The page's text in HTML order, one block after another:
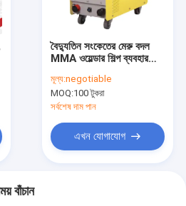
বৈদ্যুতিন সংকেতের মেরু বদল
MMA ওয়েল্ডার শিল্প ব্যবহার
24.5KG পোর্টেবল ওয়েল্ডিং
মেশিন মেশিন ARC500
মূল্য:negotiable
MOQ:100 টুকরা
সর্বশেষ দাম পান
এখন যোগাযোগ
বাঁচান